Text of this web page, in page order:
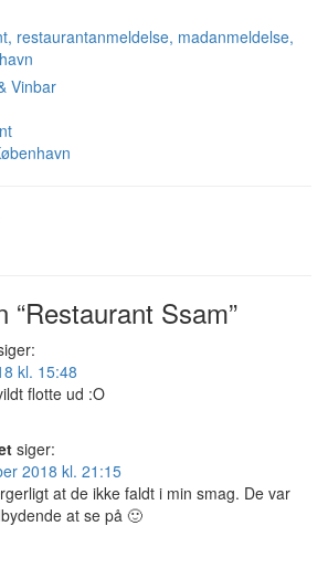
Vinbar
“Restaurant Ssam”
kl. 15:48
flotte ud :O
siger:
2018 kl. 21:15
at de ikke faldt i min smag. De var
at se på 🙂